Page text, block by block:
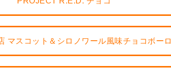
マスコット＆シロノワール風味チョコボーロ